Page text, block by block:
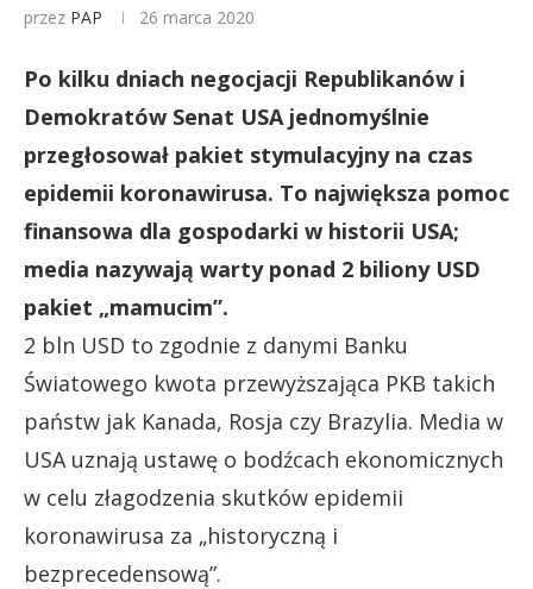
przez PAP 26 marca 2020
Po kilku dniach negocjacji Republikanów i
Demokratów Senat USA jednomyślnie
przegłosował pakiet stymulacyjny na czas
epidemii koronawirusa. To największa pomoc
finansowa dla gospodarki w historii USA;
media nazywają warty ponad 2 biliony USD
pakiet „mamucim”.
2 bln USD to zgodnie z danymi Banku
Światowego kwota przewyższająca PKB takich
państw jak Kanada, Rosja czy Brazylia. Media w
USA uznają ustawę o bodźcach ekonomicznych
w celu złagodzenia skutków epidemii
koronawirusa za „historyczną i
bezprecedensową”.